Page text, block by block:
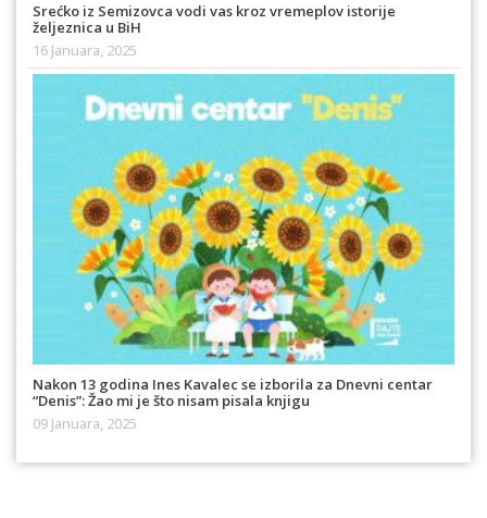
Srećko iz Semizovca vodi vas kroz vremeplov istorije
željeznica u BiH
16 Januara, 2025
Nakon 13 godina Ines Kavalec se izborila za Dnevni centar
“Denis”: Žao mi je što nisam pisala knjigu
09 Januara, 2025